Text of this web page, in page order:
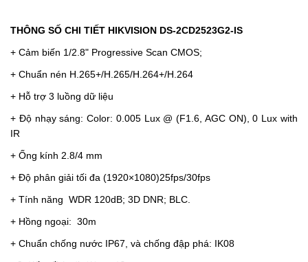
THÔNG SỐ CHI TIẾT HIKVISION DS-2CD2523G2-IS
+ Cảm biến 1/2.8" Progressive Scan CMOS;
+ Chuẩn nén H.265+/H.265/H.264+/H.264
+ Hỗ trợ 3 luồng dữ liệu
+ Độ nhạy sáng: Color: 0.005 Lux @ (F1.6, AGC ON), 0 Lux with
IR
+ Ống kính 2.8/4 mm
+ Độ phân giải tối đa (1920×1080)25fps/30fps
+ Tính năng WDR 120dB; 3D DNR; BLC.
+ Hồng ngoại: 30m
+ Chuẩn chống nước IP67, và chống đập phá: IK08